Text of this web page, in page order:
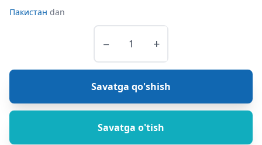
Пакистан dan
− +
Savatga qo'shish
Savatga o'tish